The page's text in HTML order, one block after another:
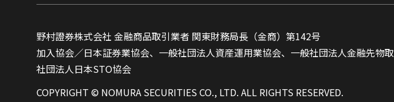
野村證券株式会社 金融商品取引業者 関東財務局長（金商）第142号
加入協会／日本証券業協会、一般社団法人資産運用業協会、一般社団法人金融先物
社団法人日本STO協会
COPYRIGHT © NOMURA SECURITIES CO., LTD. ALL RIGHTS RESERVED.